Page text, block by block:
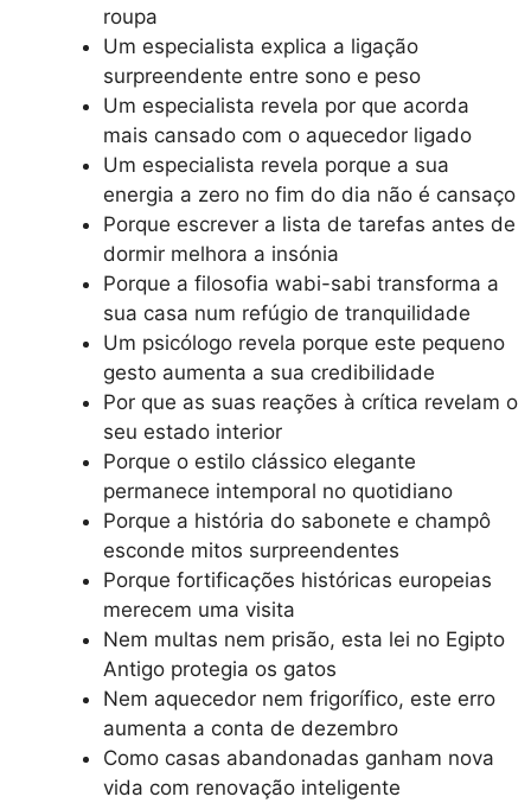
roupa
Um especialista explica a ligação
surpreendente entre sono e peso
Um especialista revela por que acorda
mais cansado com o aquecedor ligado
Um especialista revela porque a sua
energia a zero no fim do dia não é cansaço
Porque escrever a lista de tarefas antes de
dormir melhora a insónia
Porque a filosofia wabi-sabi transforma a
sua casa num refúgio de tranquilidade
Um psicólogo revela porque este pequeno
gesto aumenta a sua credibilidade
Por que as suas reações à crítica revelam o
seu estado interior
Porque o estilo clássico elegante
permanece intemporal no quotidiano
Porque a história do sabonete e champô
esconde mitos surpreendentes
Porque fortificações históricas europeias
merecem uma visita
Nem multas nem prisão, esta lei no Egipto
Antigo protegia os gatos
Nem aquecedor nem frigorífico, este erro
aumenta a conta de dezembro
Como casas abandonadas ganham nova
vida com renovação inteligente